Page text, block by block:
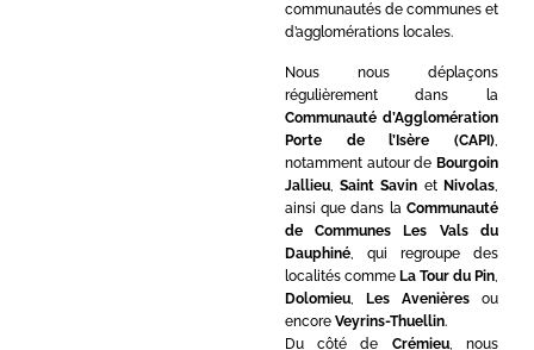
communautés de communes et
d’agglomérations locales.
Nous nous déplaçons
régulièrement dans la
Communauté d’Agglomération
Porte de l’Isère (CAPI)
notamment autour de Bourgoin
Jallieu,Saint Savin et Nivolas
ainsi que dans la Communauté
de Communes Les Vals du
Dauphiné, qui regroupe des
localités comme La Tour du Pin
Dolomieu, Les Avenièresou
encore Veyrins-Thuellin.
Du côté de Crémieu, nous